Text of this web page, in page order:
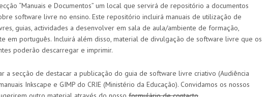
“Manuais e Documentos” um local que servirá de repositório a documentos
software livre no ensino. Este repositório incluirá manuais de utilização de
guias, actividades a desenvolver em sala de aula/ambiente de formação,
em português. Incluirá além disso, material de divulgação de software livre que os
poderão descarregar e imprimir.
a secção de destacar a publicação do guia de software livre criativo (Audiência
Inkscape e GIMP do CRIE (Ministério da Educação). Convidamos os nossos